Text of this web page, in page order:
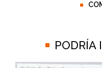
PODRÍA